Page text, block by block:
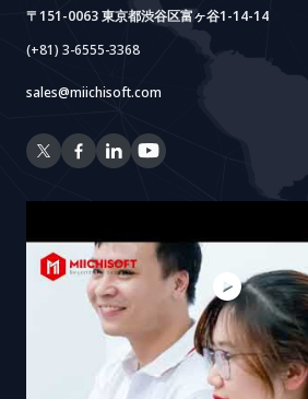
〒151-0063 東京都渋谷区富ヶ谷1-14-14
(+81) 3-6555-3368
sales@miichisoft.com